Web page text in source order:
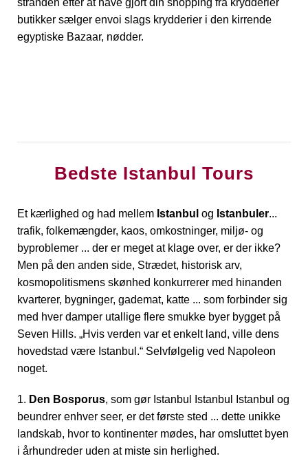
stranden efter at have gjort din shopping fra krydderier
butikker sælger envoi slags krydderier i den kirrende
egyptiske Bazaar, nødder.
Bedste Istanbul Tours
Et kærlighed og had mellem Istanbul og Istanbuler...
trafik, folkemængder, kaos, omkostninger, miljø- og
byproblemer ... der er meget at klage over, er der ikke?
Men på den anden side, Strædet, historisk arv,
kosmopolitismens skønhed konkurrerer med hinanden
kvarterer, bygninger, gademat, katte ... som forbinder sig
med hver damper utallige flere smukke byer bygget på
Seven Hills. „Hvis verden var et enkelt land, ville dens
hovedstad være Istanbul.“ Selvfølgelig ved Napoleon
noget.
1. Den Bosporus, som gør Istanbul Istanbul Istanbul og
beundrer enhver seer, er det første sted ... dette unikke
landskab, hvor to kontinenter mødes, har omsluttet byen
i århundreder uden at miste sin herlighed.